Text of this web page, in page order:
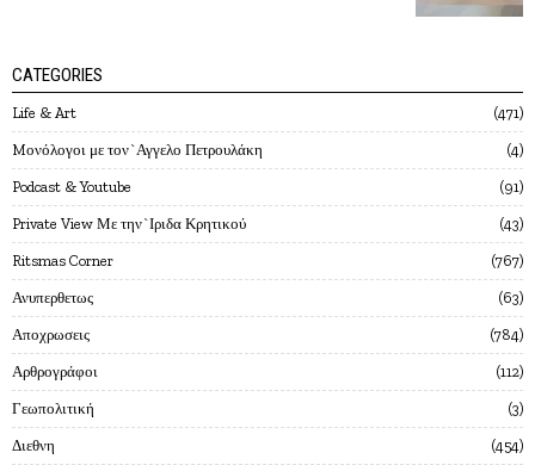
CATEGORIES
Life & Art 471
Mονόλογοι με τον`Αγγελο Πετρουλάκη 4
Podcast & Youtube 91
Private View Με την`Ιριδα Κρητικού 43
Ritsmas Corner 767
Ανυπερθετως 63
Αποχρωσεις 784
Αρθρογράφοι 112
Γεωπολιτική 3
Διεθνη 454